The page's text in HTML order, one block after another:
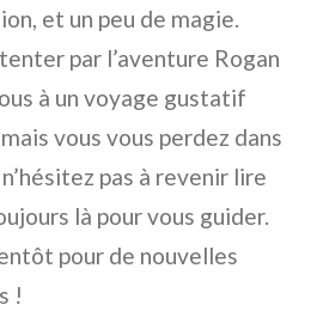
et un peu de magie.
par l’aventure Rogan
à un voyage gustatif
vous vous perdez dans
pas à revenir lire
là pour vous guider.
pour de nouvelles
!